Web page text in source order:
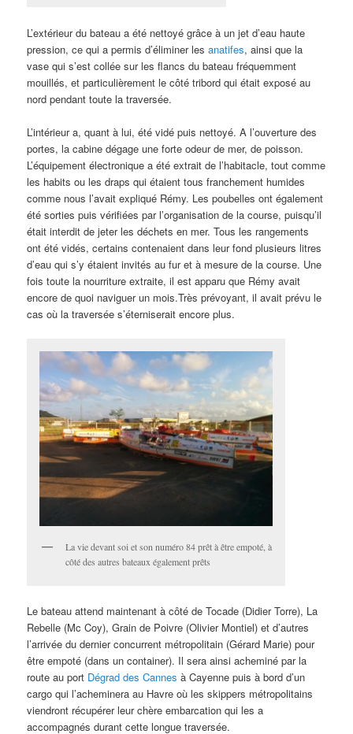
L’extérieur du bateau a été nettoyé grâce à un jet d’eau haute
pression, ce qui a permis d’éliminer lesanatifes, ainsi que la
vase qui s’est collée sur les flancs du bateau fréquemment
mouillés, et particulièrement le côté tribord qui était exposé au
nord pendant toute la traversée.
L’intérieur a, quant à lui, été vidé puis nettoyé. A l’ouverture des
portes, la cabine dégage une forte odeur de mer, de poisson.
L’équipement électronique a été extrait de l’habitacle, tout comme
les habits ou les draps qui étaient tous franchement humides
comme nous l’avait expliqué Rémy. Les poubelles ont également
été sorties puis vérifiées par l’organisation de la course, puisqu’il
était interdit de jeter les déchets en mer. Tous les rangements
ont été vidés, certains contenaient dans leur fond plusieurs litres
d’eau qui s’y étaient invités au fur et à mesure de la course. Une
fois toute la nourriture extraite, il est apparu que Rémy avait
encore de quoi naviguer un mois.Très prévoyant, il avait prévu le
cas où la traversée s’éterniserait encore plus.
La vie devant soi et son numéro 84 prêt à être empoté, à
côté des autres bateaux également prêts
Le bateau attend maintenant à côté de Tocade (Didier Torre), La
Rebelle (Mc Coy), Grain de Poivre (Olivier Montiel) et d’autres
l’arrivée du dernier concurrent métropolitain (Gérard Marie) pour
être empoté (dans un container). Il sera ainsi acheminé par la
route au port Dégrad des Cannes à Cayenne puis à bord d’un
cargo qui l’acheminera au Havre où les skippers métropolitains
viendront récupérer leur chère embarcation qui les a
accompagnés durant cette longue traversée.